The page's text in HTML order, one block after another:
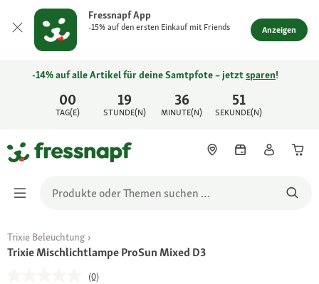
Fressnapf App
-15% auf den ersten Einkauf mit Friends Anzeigen
00
TAG(E)
19
STUNDE(N)
36
MINUTE(N)
51
SEKUNDE(N)
-14% auf alle Artikel für deine Samtpfote – jetztsparen!
Trixie Beleuchtung
Trixie Mischlichtlampe ProSun Mixed D3
(0)